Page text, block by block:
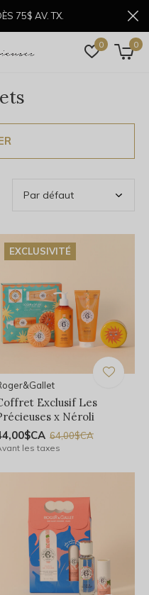
0 0
75$ AV. TX.
EXCLUSIVITÉ
Exclusif Les
x Néroli
64,00$CA
les taxes